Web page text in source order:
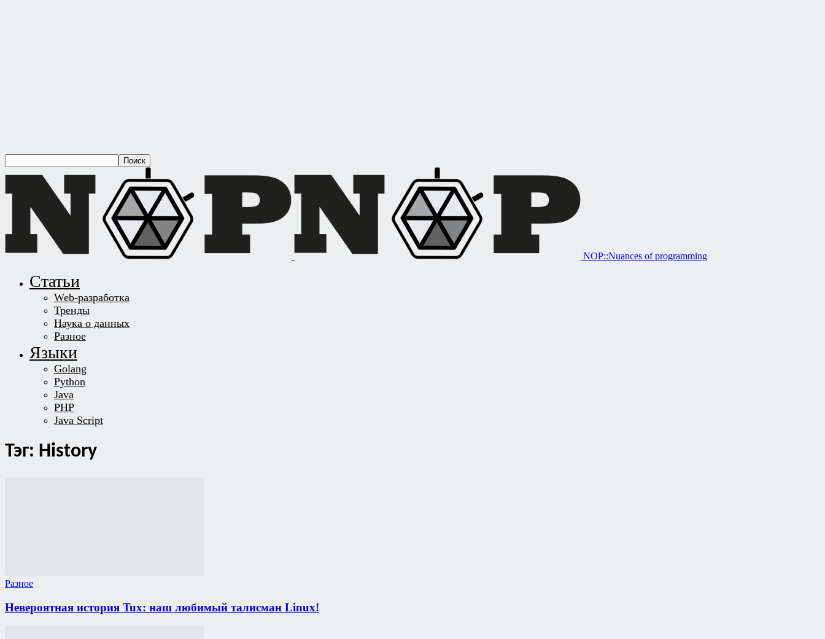
NOP::Nuances of programming
Статьи
Web-разработка
Тренды
Наука о данных
Разное
Языки
Golang
Python
Java
PHP
Java Script
Тэг: History
Разное
Невероятная история Tux: наш любимый талисман Linux!